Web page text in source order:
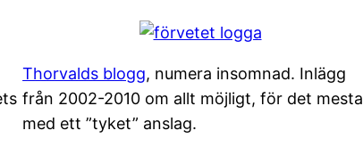
Thorvalds blogg, numera insomnad. Inlägg
från 2002-2010 om allt möjligt, för det mesta
med ett ”tyket” anslag.